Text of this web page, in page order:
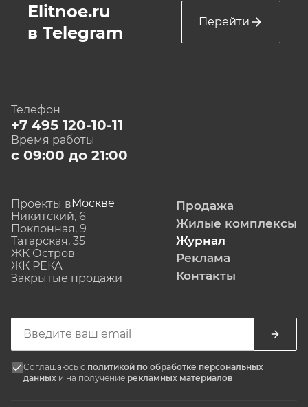
Elitnoe.ru
в Telegram
Перейти
Телефон
+7 495 120-10-11
Время работы
с 09:00 до 21:00
Проекты вМоскве
Никитский, 6
Поклонная, 9
Татарская, 35
ЖК Остров
ЖК РЕКА
Закрытые продажи
Продажа
Жилые комплексы
Журнал
Реклама
Контакты
Соглашаюсь с политикой по обработке персональных
данных и на получение рекламных материалов